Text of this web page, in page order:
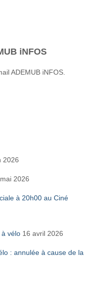
iNFOS
ADEMUB iNFOS.
2026
2026
à 20h00 au Ciné
vélo 16 avril 2026
: annulée à cause de la